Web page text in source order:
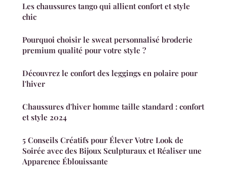
Les chaussures tango qui allient confort et style
chic
Pourquoi choisir le sweat personnalisé broderie
premium qualité pour votre style ?
Découvrez le confort des leggings en polaire pour
l'hiver
Chaussures d'hiver homme taille standard : confort
et style 2024
5 Conseils Créatifs pour Élever Votre Look de
Soirée avec des Bijoux Sculpturaux et Réaliser une
Apparence Éblouissante